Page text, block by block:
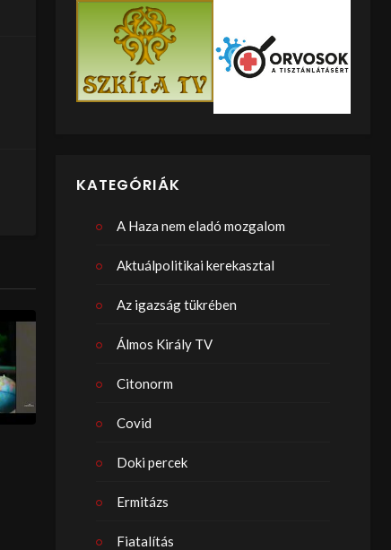
KATEGÓRIÁK
A Haza nem eladó mozgalom
Aktuálpolitikai kerekasztal
Az igazság tükrében
Álmos Király TV
Citonorm
Covid
Doki percek
Ermitázs
Fiatalítás